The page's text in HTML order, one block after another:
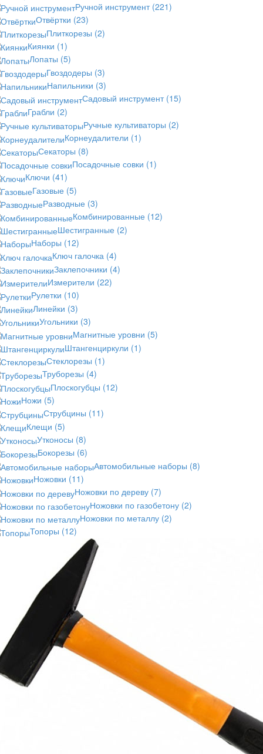
Ручной инструмент (221)
Отвёртки (23)
Плиткорезы (2)
Киянки (1)
Лопаты (5)
Гвоздодеры (3)
Напильники (3)
Садовый инструмент (15)
Грабли (2)
Ручные культиваторы (2)
Корнеудалители (1)
Секаторы (8)
Посадочные совки (1)
Ключи (41)
Газовые (5)
Разводные (3)
Комбинированные (12)
Шестигранные (2)
Наборы (12)
Ключ галочка (4)
Заклепочники (4)
Измерители (22)
Рулетки (10)
Линейки (3)
Угольники (3)
Магнитные уровни (5)
Штангенциркули (1)
Стеклорезы (1)
Труборезы (4)
Плоскогубцы (12)
Ножи (5)
Струбцины (11)
Клещи (5)
Утконосы (8)
Бокорезы (6)
Автомобильные наборы (8)
Ножовки (11)
Ножовки по дереву (7)
Ножовки по газобетону (2)
Ножовки по металлу (2)
Топоры (12)